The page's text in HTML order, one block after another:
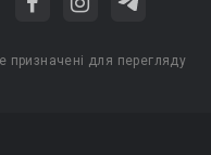
призначені для перегляду